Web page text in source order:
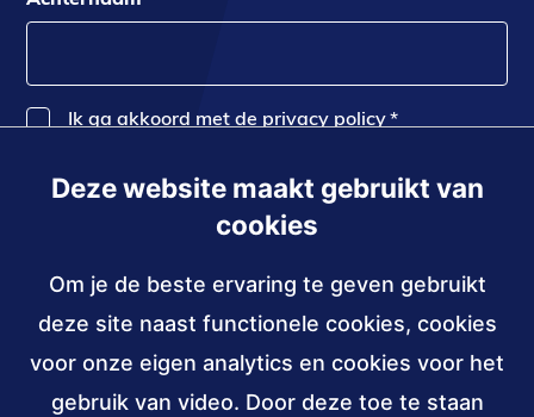
Deze website maakt gebruikt van
cookies
Om je de beste ervaring te geven gebruikt
deze site naast functionele cookies, cookies
voor onze eigen analytics en cookies voor het
gebruik van video. Door deze toe te staan
Ik ga akkoord met de privacy policy*
Inschrijven
Contact
030 - 239 82 70
info@accessibility.nl (verzendt